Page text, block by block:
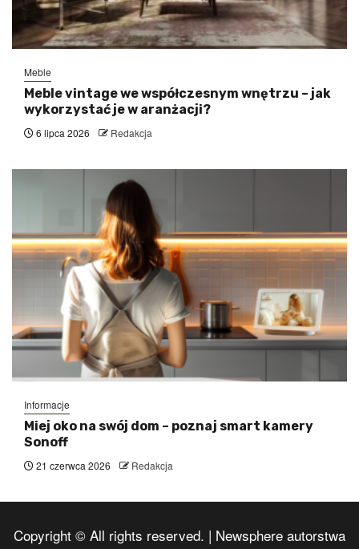
Meble
Meble vintage we współczesnym wnętrzu – jak
wykorzystać je w aranżacji?
6 lipca 2026 Redakcja
Informacje
Miej oko na swój dom – poznaj smart kamery
Sonoff
21 czerwca 2026 Redakcja
Copyright © All rights reserved. | Newsphere autorstwa